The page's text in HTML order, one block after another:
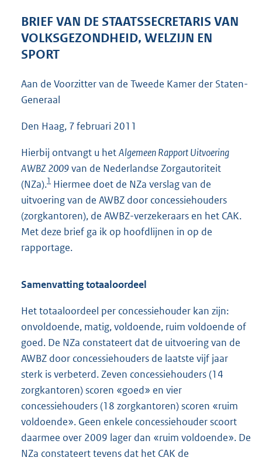
e
:
b
BRIEF VAN DE STAATSSECRETARIS VAN
VOLKSGEZONDHEID, WELZIJN EN
SPORT
Aan de Voorzitter van de Tweede Kamer der Staten-
Generaal
Den Haag, 7 februari 2011
Hierbij ontvangt u hetAlgemeen Rapport Uitvoering
AWBZ 2009van de Nederlandse Zorgautoriteit
(NZa).1 Hiermee doet de NZa verslag van de
uitvoering van de AWBZ door concessiehouders
(zorgkantoren), de AWBZ-verzekeraars en het CAK.
Met deze brief ga ik op hoofdlijnen in op de
rapportage.
Samenvatting totaaloordeel
Het totaaloordeel per concessiehouder kan zijn:
onvoldoende, matig, voldoende, ruim voldoende of
goed. De NZa constateert dat de uitvoering van de
AWBZ door concessiehouders de laatste vijf jaar
sterk is verbeterd. Zeven concessiehouders (14
zorgkantoren) scoren «goed» en vier
concessiehouders (18 zorgkantoren) scoren «ruim
voldoende». Geen enkele concessiehouder scoort
daarmee over 2009 lager dan «ruim voldoende». De
NZa constateert tevens dat het CAK de